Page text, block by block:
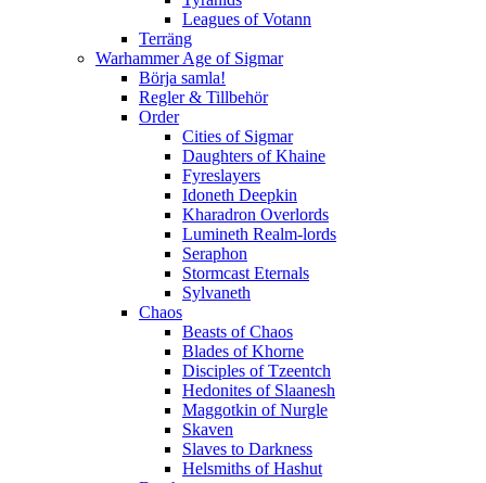
Leagues of Votann
Terräng
Warhammer Age of Sigmar
Börja samla!
Regler & Tillbehör
Order
Cities of Sigmar
Daughters of Khaine
Fyreslayers
Idoneth Deepkin
Kharadron Overlords
Lumineth Realm-lords
Seraphon
Stormcast Eternals
Sylvaneth
Chaos
Beasts of Chaos
Blades of Khorne
Disciples of Tzeentch
Hedonites of Slaanesh
Maggotkin of Nurgle
Skaven
Slaves to Darkness
Helsmiths of Hashut